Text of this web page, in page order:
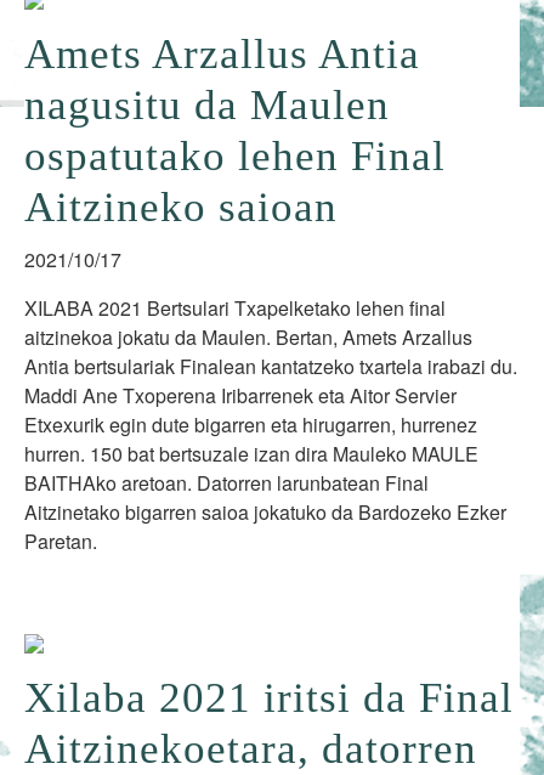
Amets Arzallus Antia
nagusitu da Maulen
ospatutako lehen Final
Aitzineko saioan
2021/10/17
XILABA 2021 Bertsulari Txapelketako lehen final
aitzinekoa jokatu da Maulen. Bertan, Amets Arzallus
Antia bertsulariak Finalean kantatzeko txartela irabazi du.
Maddi Ane Txoperena Iribarrenek eta Aitor Servier
Etxexurik egin dute bigarren eta hirugarren, hurrenez
hurren. 150 bat bertsuzale izan dira Mauleko MAULE
BAITHAko aretoan. Datorren larunbatean Final
Aitzinetako bigarren saioa jokatuko da Bardozeko Ezker
Paretan.
Xilaba 2021 iritsi da Final
Aitzinekoetara, datorren